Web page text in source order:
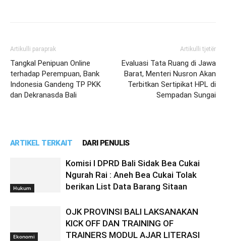
Artikulli paraprak
Tangkal Penipuan Online
terhadap Perempuan, Bank
Indonesia Gandeng TP PKK
dan Dekranasda Bali
Artikulli tjetër
Evaluasi Tata Ruang di Jawa
Barat, Menteri Nusron Akan
Terbitkan Sertipikat HPL di
Sempadan Sungai
ARTIKEL TERKAIT DARI PENULIS
Hukum
Komisi I DPRD Bali Sidak Bea Cukai
Ngurah Rai : Aneh Bea Cukai Tolak
berikan List Data Barang Sitaan
Ekonomi
OJK PROVINSI BALI LAKSANAKAN
KICK OFF DAN TRAINING OF
TRAINERS MODUL AJAR LITERASI